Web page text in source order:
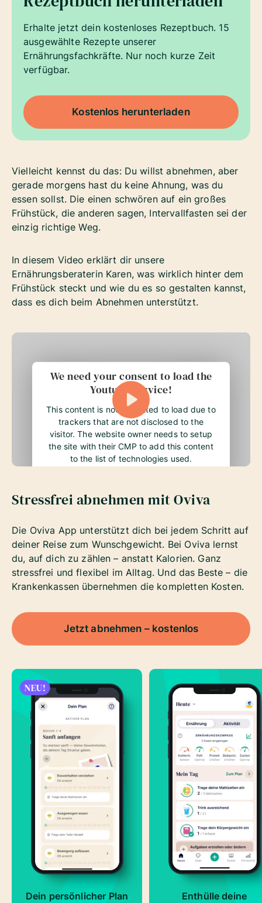
Erhalte jetzt dein kostenloses Rezeptbuch. 15
ausgewählte Rezepte unserer
Ernährungsfachkräfte. Nur noch kurze Zeit
verfügbar.
Kostenlos herunterladen
Vielleicht kennst du das: Du willst abnehmen, aber
gerade morgens hast du keine Ahnung, was du
essen sollst. Die einen schwören auf ein großes
Frühstück, die anderen sagen, Intervallfasten sei der
einzig richtige Weg.
In diesem Video erklärt dir unsere
Ernährungsberaterin Karen, was wirklich hinter dem
Frühstück steckt und wie du es so gestalten kannst,
dass es dich beim Abnehmen unterstützt.
We need your consent to load the
Youtube service!
This content is not permitted to load due to
trackers that are not disclosed to the
visitor. The website owner needs to setup
the site with their CMP to add this content
to the list of technologies used.
Stressfrei abnehmen mit Oviva
Die Oviva App unterstützt dich bei jedem Schritt auf
deiner Reise zum Wunschgewicht. Bei Oviva lernst
du, auf dich zu zählen – anstatt Kalorien. Ganz
stressfrei und flexibel im Alltag. Und das Beste – die
Krankenkassen übernehmen die kompletten Kosten.
Jetzt abnehmen – kostenlos
NEU!
Dein persönlicher Plan
Enthülle deine